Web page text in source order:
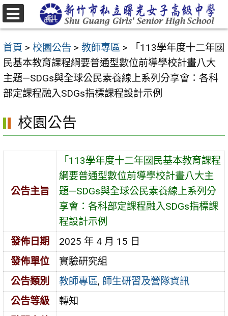
跳
至
要
內
容
區
首頁 > 校園公告 > 教師專區 >
「113學年度十二年國
民基本教育課程綱要普通型數位前導學校計畫八大
主題—SDGs與全球公民素養線上系列分享會：各科
部定課程融入SDGs指標課程設計示例
校園公告
公告主旨
「113學年度十二年國民基本教育課程
綱要普通型數位前導學校計畫八大主
題—SDGs與全球公民素養線上系列分
享會：各科部定課程融入SDGs指標課
程設計示例
發佈日期
2025 年 4 月 15 日
發佈單位
實驗研究組
公告類別
教師專區, 師生研習及營隊資訊
公告等級
轉知
選
單